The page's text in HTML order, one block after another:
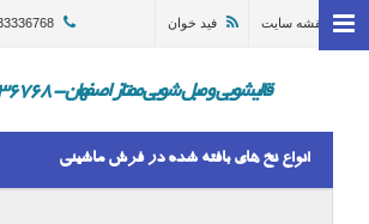
خانه
ترمیم و تعمیر قالی اصفهان
نقشه سایت فید خوان
قالیشویی و مبل شویی ممتاز اصفهان - 03133336768
انواع نخ های بافته شده در فرش ماشینی